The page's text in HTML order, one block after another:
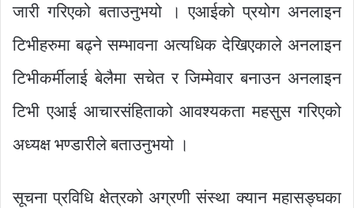
जारी गरिएको बताउनुभयो । एआईको प्रयोग अनलाइन
टिभीहरुमा बढ्ने सम्भावना अत्यधिक देखिएकाले अनलाइन
टिभीकर्मीलाई बेलैमा सचेत र जिम्मेवार बनाउन अनलाइन
टिभी एआई आचारसंहिताको आवश्यकता महसुस गरिएको
अध्यक्ष भण्डारीले बताउनुभयो ।
सूचना प्रविधि क्षेत्रको अग्रणी संस्था क्यान महासङ्घका